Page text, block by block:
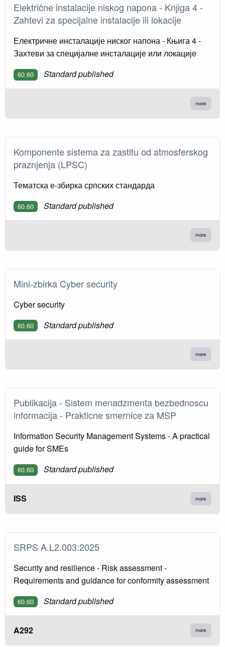
Električne instalacije niskog napona - Knјiga 4 -
Zahtevi za specijalne instalacije ili lokacije
Електричне инсталације ниског напона - Књига 4 -
Захтеви за специјалне инсталације или локације
60.60 Standard published
more
Komponente sistema za zastitu od atmosferskog
praznjenja (LPSC)
Тематска е-збирка српских стандарда
60.60 Standard published
more
Mini-zbirka Cyber security
Cyber security
60.60 Standard published
more
Publikacija - Sistem menadzmenta bezbednoscu
informacija - Prakticne smernice za MSP
Information Security Management Systems - A practical
guide for SMEs
60.60 Standard published
ISS more
SRPS A.L2.003:2025
Security and resilience - Risk assessment -
Requirements and guidance for conformity assessment
60.60 Standard published
A292 more